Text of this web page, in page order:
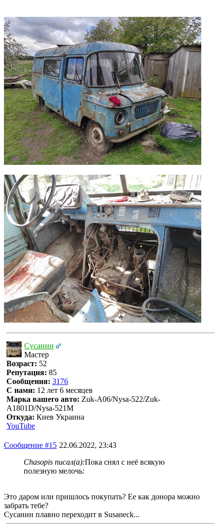
Сусанин
Мастер
Возраст: 52
Репутация: 85
Сообщения: 3176
С нами: 12 лет 6 месяцев
Марка вашего авто: Zuk-A06/Nysa-522/Zuk-
A1801D/Nysa-521M
Откуда: Киев Украина
YouTube
Сообщение #15 22.06.2022, 23:43
Chasopis писал(а):Пока снял с неё всякую
полезную мелочь:
Это даром или пришлось покупать? Ее как донора можно
забрать тебе?
Сусанин плавно переходит в Susaneck...